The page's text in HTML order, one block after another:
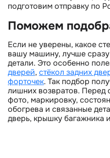
подготовим отправку по
Поможем
Если не уверены, какое
ашу машину, лучше сразу
детали. Это особенно
дверей, стёкол задних
форточек. Так подбор
лишних возвратов. Перед
фото, маркировку,
обогрева и связанные
дверь, крышку багажника